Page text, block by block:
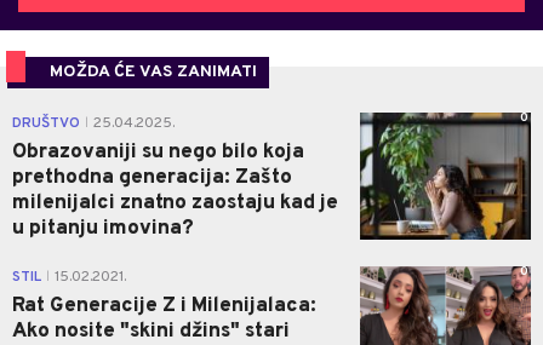
MOŽDA ĆE VAS ZANIMATI
DRUŠTVO 25.04.2025.
Obrazovaniji su nego bilo koja
prethodna generacija: Zašto
milenijalci znatno zaostaju kad je
u pitanju imovina?
0
STIL 15.02.2021.
Rat Generacije Z i Milenijalaca:
Ako nosite "skini džins" stari
0